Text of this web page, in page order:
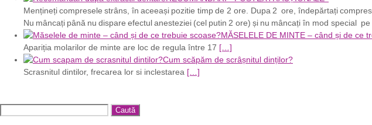
Mențineți compresele strâns, în aceeași pozitie timp de 2 ore. Dupa 2 ore, îndepărtați
Nu mâncați până nu dispare efectul anesteziei (cel putin 2 ore) și nu mâncați în mod special
MĂSELELE DE MINTE – când și de ce
Apariția molarilor de minte are loc de regula între 17 […]
Cum scăpăm de scrâșnitul dinților?
Scrasnitul dintilor, frecarea lor si inclestarea […]